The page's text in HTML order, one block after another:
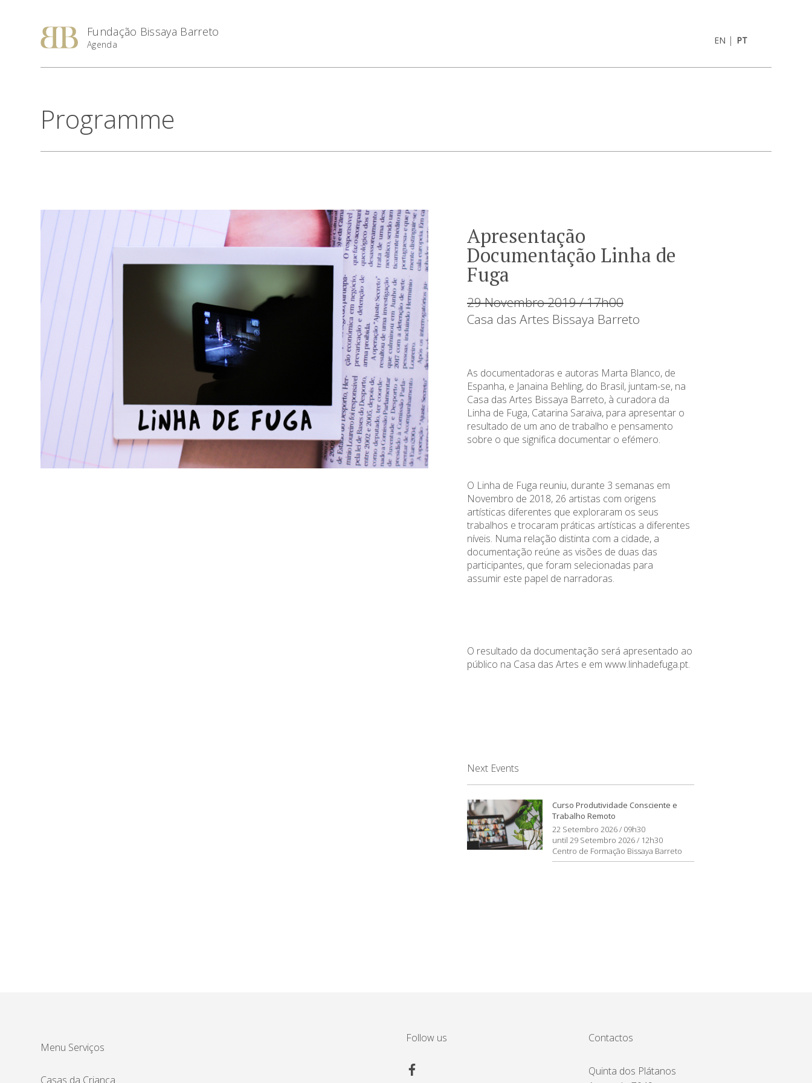
Fundação Bissaya Barreto
Agenda EN | PT
Programme
Apresentação
Documentação Linha de
Fuga
29 Novembro 2019 / 17h00
Casa das Artes Bissaya Barreto
As documentadoras e autoras Marta Blanco, de
Espanha, e Janaina Behling, do Brasil, juntam-se, na
Casa das Artes Bissaya Barreto, à curadora da
Linha de Fuga, Catarina Saraiva,para apresentar o
resultado de um ano de trabalho e pensamento
sobre o que significa documentar o efémero.
O Linha de Fuga reuniu, durante 3 semanas em
Novembro de 2018, 26 artistas com origens
artísticas diferentes que exploraram os seus
trabalhos e trocaram práticas artísticas a diferentes
níveis. Numa relação distinta com a cidade, a
documentação reúne as visões de duas das
participantes, que foram selecionadas para
assumir este papel de narradoras.
O resultado da documentação será apresentado ao
público na Casa das Artes e em www.linhadefuga.pt.
Next Events
Curso Produtividade Consciente e
Trabalho Remoto
22 Setembro 2026 / 09h30
until 29 Setembro 2026 / 12h30
Centro de Formação Bissaya Barreto
Menu Serviços
Casas da Criança
Follow us Contactos
Quinta dos Plátanos